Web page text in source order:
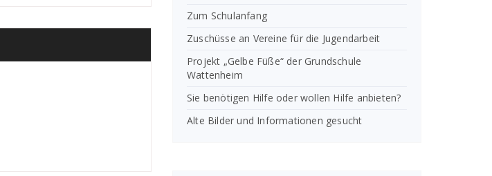
Zum Schulanfang
Zuschüsse an Vereine für die Jugendarbeit
Projekt „Gelbe Füße“ der Grundschule
Wattenheim
Sie benötigen Hilfe oder wollen Hilfe anbieten?
Alte Bilder und Informationen gesucht